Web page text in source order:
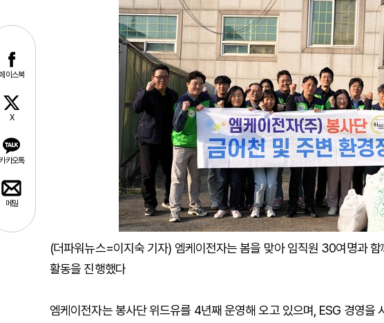
이스북
X
카오톡
메일
(더파워뉴스=이지숙 기자) 엠케이전자는 봄을 맞아 임직원 30여명과
활동을 진행했다
엠케이전자는 봉사단 위드유를 4년째 운영해 오고 있으며, ESG 경영을